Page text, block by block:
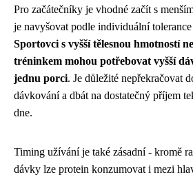
Pro začátečníky je vhodné začít s
je navyšovat podle individuální
Sportovci s vyšší tělesnou hmotností
tréninkem mohou potřebovat vyšší
jednu porci. Je důležité nepřekračovat
dávkování a dbát na dostatečný příjem
dne.
Timing užívání je také zásadní - kromě
dávky lze protein konzumovat i mezi